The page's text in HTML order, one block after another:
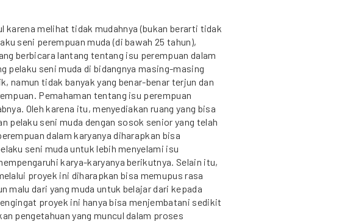
karena melihat tidak mudahnya (bukan berarti tidak
seni perempuan muda (di bawah 25 tahun),
berbicara lantang tentang isu perempuan dalam
pelaku seni muda di bidangnya masing-masing
namun tidak banyak yang benar-benar terjun dan
Pemahaman tentang isu perempuan
Oleh karena itu, menyediakan ruang yang bisa
pelaku seni muda dengan sosok senior yang telah
dalam karyanya diharapkan bisa
seni muda untuk lebih menyelami isu
karya-karyanya berikutnya. Selain itu,
proyek ini diharapkan bisa memupus rasa
malu dari yang muda untuk belajar dari kepada
proyek ini hanya bisa menjembatani sedikit
pengetahuan yang muncul dalam proses